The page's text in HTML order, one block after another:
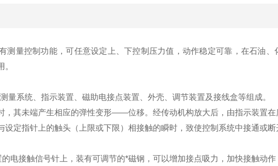
测量控制功能，可任意设定上、下控制压力值，动作稳定可靠，在石油、
量系统、指示装置、磁助电接点装置、外壳、调节装置及接线盒等组成。
，其未端产生相应的弹性变形——位移。经传动机构放大后，由指示装置
设定指针上的触头（上限或下限）相接触的瞬时，致使控制系统中接通或
接触信号针上，装有可调节的*磁钢，可以增加接点吸力，加快接触动作